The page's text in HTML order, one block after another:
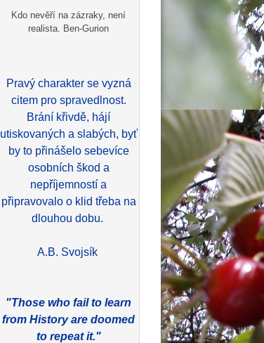
Kdo nevěří na zázraky, není
realista. Ben-Gurion
Pravý charakter se vyzná
citem pro spravedlnost.
Brání křivdě, hájí
utiskovaných a slabých, byť
by to přinášelo sebevíce
osobních škod a
nepříjemností a
připravovalo o klid třeba na
dlouhou dobu.
A.B. Svojsík
"Those who fail to learn
from History are doomed
to repeat it."